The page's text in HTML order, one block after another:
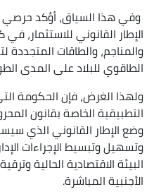
وفي هذا السياق، أؤكد حرصي
الإطار القانوني للاستثمار،
والمناجم،‏ والطاقات المتجددة
الطاقوي ‏للبلاد على المدى
ولهذا الغرض، فإن الحكومة
التطبيقية الخاصة بقانون
وضع الإطار القانوني الذي
وتسهيل وتبسيط الإجراءات
البيئة الاقتصادية الحالية
الأجنبية المباشرة.